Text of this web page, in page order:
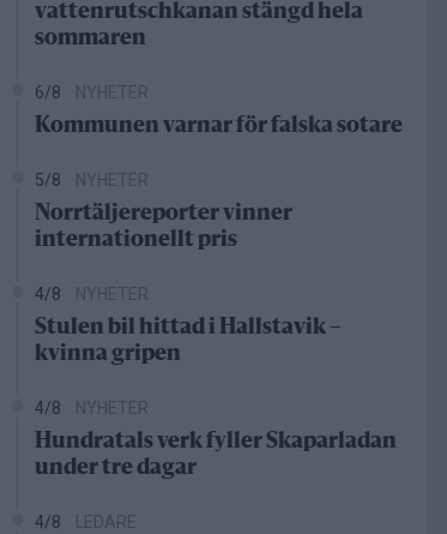
vattenrutschkanan stängd hela
sommaren
6/8 NYHETER
Kommunen varnar för falska sotare
5/8 NYHETER
Norrtäljereporter vinner
internationellt pris
4/8 NYHETER
Stulen bil hittad i Hallstavik –
kvinna gripen
4/8 NYHETER
Hundratals verk fyller Skaparladan
under tre dagar
4/8 LEDARE